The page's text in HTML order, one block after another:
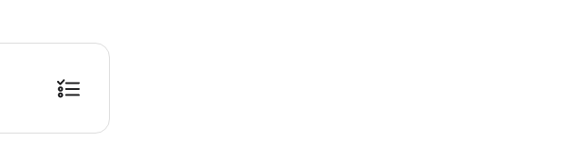
구 근처에 있습니다. 예약이 확정되면 구체적인 주소를 알려드리겠습니다. 메시지를 기다려주세요. * 소